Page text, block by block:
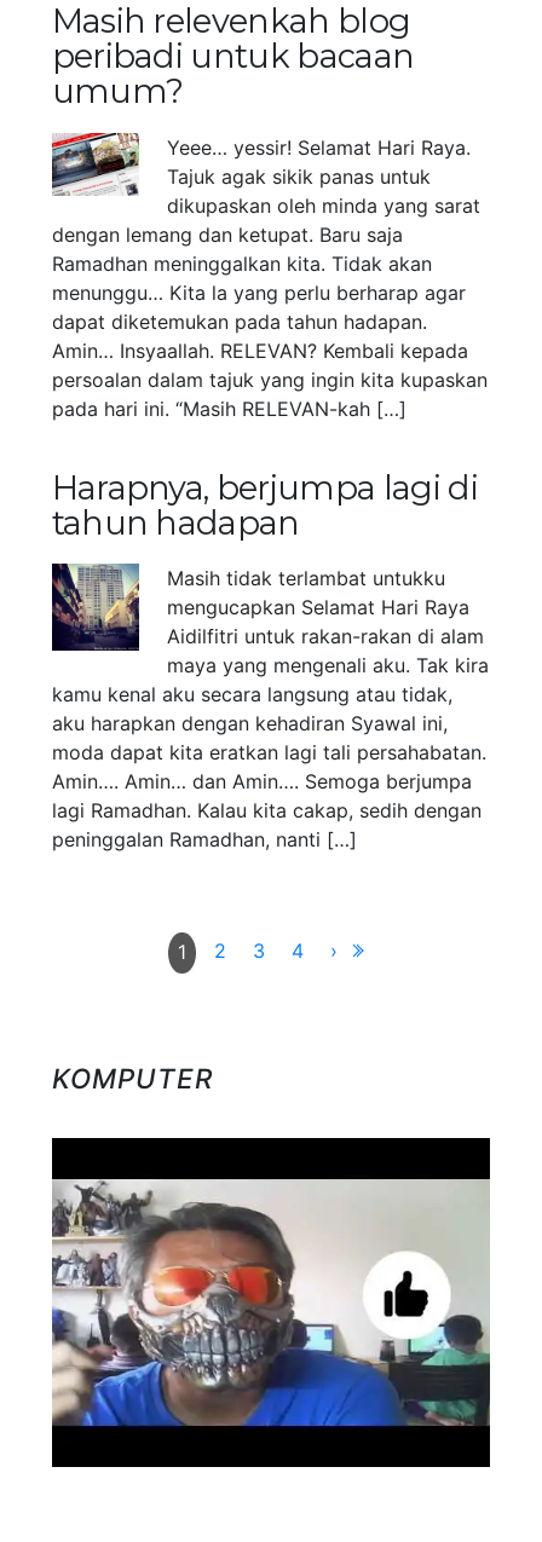
Masih relevenkah blog
peribadi untuk bacaan
umum?
Yeee… yessir! Selamat Hari Raya.
Tajuk agak sikik panas untuk
dikupaskan oleh minda yang sarat
dengan lemang dan ketupat. Baru saja
Ramadhan meninggalkan kita. Tidak akan
menunggu… Kita la yang perlu berharap agar
dapat diketemukan pada tahun hadapan.
Amin… Insyaallah. RELEVAN? Kembali kepada
persoalan dalam tajuk yang ingin kita kupaskan
pada hari ini. “Masih RELEVAN-kah […]
Harapnya, berjumpa lagi di
tahun hadapan
Masih tidak terlambat untukku
mengucapkan Selamat Hari Raya
Aidilfitri untuk rakan-rakan di alam
maya yang mengenali aku. Tak kira
kamu kenal aku secara langsung atau tidak,
aku harapkan dengan kehadiran Syawal ini,
moda dapat kita eratkan lagi tali persahabatan.
Amin…. Amin… dan Amin…. Semoga berjumpa
lagi Ramadhan. Kalau kita cakap, sedih dengan
peninggalan Ramadhan, nanti […]
1 2 3 4 ›
KOMPUTER